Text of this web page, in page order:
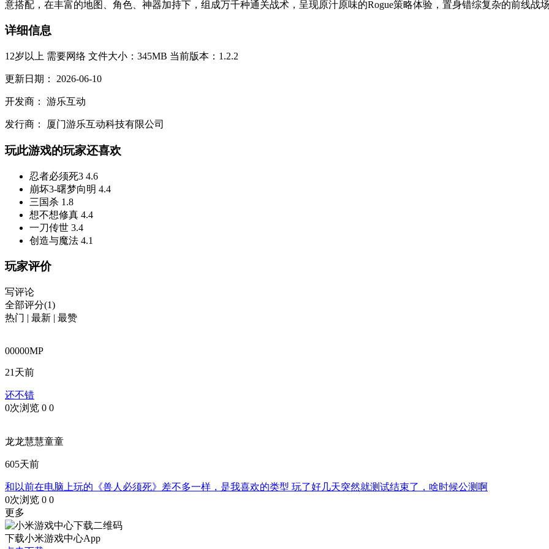
意搭配，在丰富的地图、角色、神器加持下，组成万千种通关战术，呈现原汁原味的Rogue策略体验，置身错综复杂的前线战
详细信息
12岁以上 需要网络 文件大小：345MB 当前版本：1.2.2
更新日期： 2026-06-10
开发商： 游乐互动
发行商： 厦门游乐互动科技有限公司
玩此游戏的玩家还喜欢
忍者必须死3 4.6
崩坏3-曙梦向明 4.4
三国杀 1.8
想不想修真 4.4
一刀传世 3.4
创造与魔法 4.1
玩家评价
写评论
全部评分(1)
热门 | 最新 | 最赞
00000MP
21天前
还不错
0次浏览 0 0
龙龙慧慧童童
605天前
和以前在电脑上玩的《兽人必须死》差不多一样，是我喜欢的类型 玩了好几天突然就测试结束了，啥时候公测啊
0次浏览 0 0
更多
下载小米游戏中心App